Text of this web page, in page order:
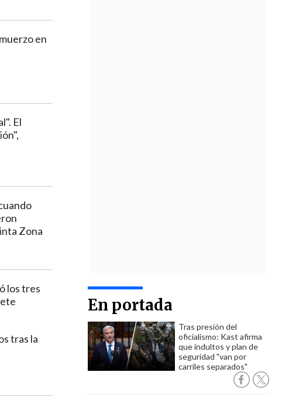
En portada
Tras presión del
oficialismo: Kast afirma
que indultos y plan de
seguridad "van por
carriles separados"
en
El
Zona
los tres
tras la